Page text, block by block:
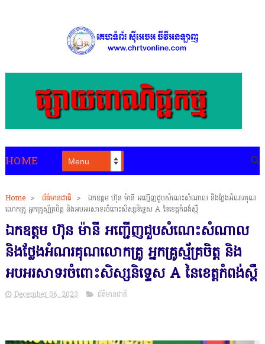
HOME
Home > ព័ត៌មានជាតិ >
ឯកឧត្តម ហ៊ុន ម៉ានី អញ្ជើញជួបសំណេះសំណាល និងថ្លែងអំណរគុណ
លោកគ្រូ អ្នកគ្រូស្ម័គ្រចិត្ត និងអបអរសាទរចំពោះសិស្សនិទ្ទេស A នៃខេត្តកំពង់ស្ពឺ
ឯកឧត្តម ហ៊ុន ម៉ានី អញ្ជើញជួបសំណេះសំណាល
និងថ្លែងអំណរគុណលោកគ្រូ អ្នកគ្រូស្ម័គ្រចិត្ត និង
អបអរសាទរចំពោះសិស្សនិទ្ទេស A នៃខេត្តកំពង់ស្ពឺ
December 06, 2023 ព័ត៌មានជាតិ